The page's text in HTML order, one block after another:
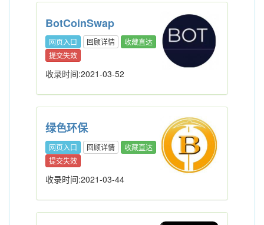
BotCoinSwap
网页入口 回顾详情
收藏直达
提交失效
收录时间:2021-03-52
绿色环保
网页入口 回顾详情
收藏直达
提交失效
收录时间:2021-03-44